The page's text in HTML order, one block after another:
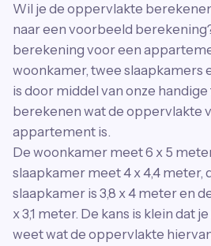
Wil je de oppervlakte
naar een voorbeeld
berekening voor een
woonkamer, twee slaapkamers
is door middel van onze
berekenen wat de oppervlakte
appartement is.
De woonkamer meet 6 x 5
slaapkamer meet 4 x 4,4 meter,
slaapkamer is 3,8 x 4 meter en
x 3,1 meter. De kans is klein dat
weet wat de oppervlakte hiervan